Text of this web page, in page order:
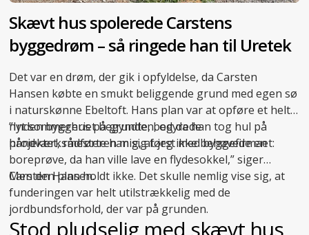
Skævt hus spolerede Carstens
byggedrøm – så ringede han til Uretek
Det var en drøm, der gik i opfyldelse, da Carsten
Hansen købte en smukt beliggende grund med egen sø
i naturskønne Ebeltoft. Hans plan var at opføre et helt
nyt sommerhus på grunden, og da han tog hul på
projektet, rådførte han sig først med byggefirmaet:
”Inden byggeriet begyndte, bedyrede
håndværksmesteren mig, at jeg ikke behøvede en
boreprøve, da han ville lave en flydesokkel,” siger
Carsten Hansen.
Men den plan holdt ikke. Det skulle nemlig vise sig, at
funderingen var helt utilstrækkelig med de
jordbundsforhold, der var på grunden.
Stod pludselig med skævt hus